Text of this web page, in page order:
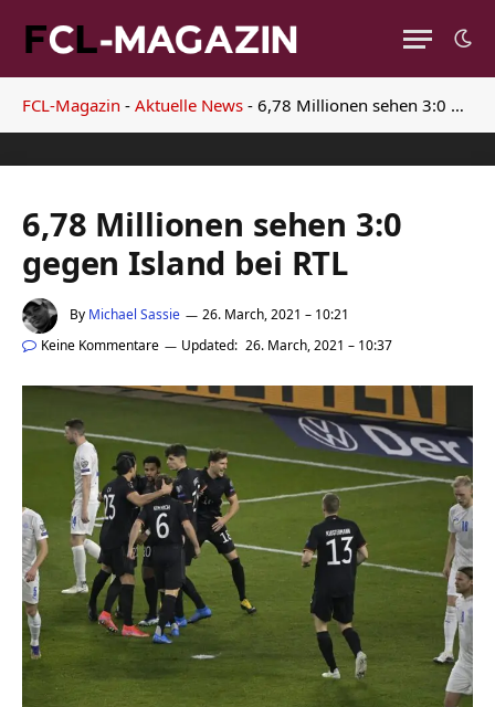
FCL-Magazin - Aktuelle News - 6,78 Millionen sehen 3:0 gegen Island bei RTL
6,78 Millionen sehen 3:0
gegen Island bei RTL
By Michael Sassie
26. March, 2021 – 10:21
Keine Kommentare
Updated: 26. March, 2021 – 10:37